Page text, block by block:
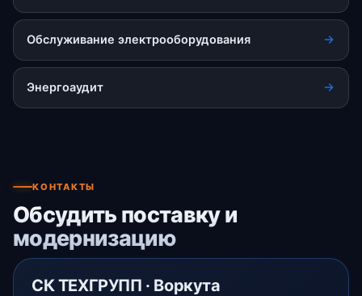
Обслуживание электрооборудования
Энергоаудит
КОНТАКТЫ
Обсудить поставку и
модернизацию
СК ТЕХГРУПП · Воркута